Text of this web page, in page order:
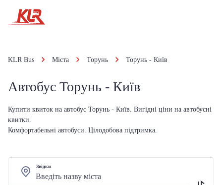
KLR Bus Міста Торунь Торунь - Київ
Автобус Торунь - Київ
Купити квиток на автобус Торунь - Київ. Вигідні ціни на автобусні
квитки.
Комфортабельні автобуси. Цілодобова підтримка.
Звідки